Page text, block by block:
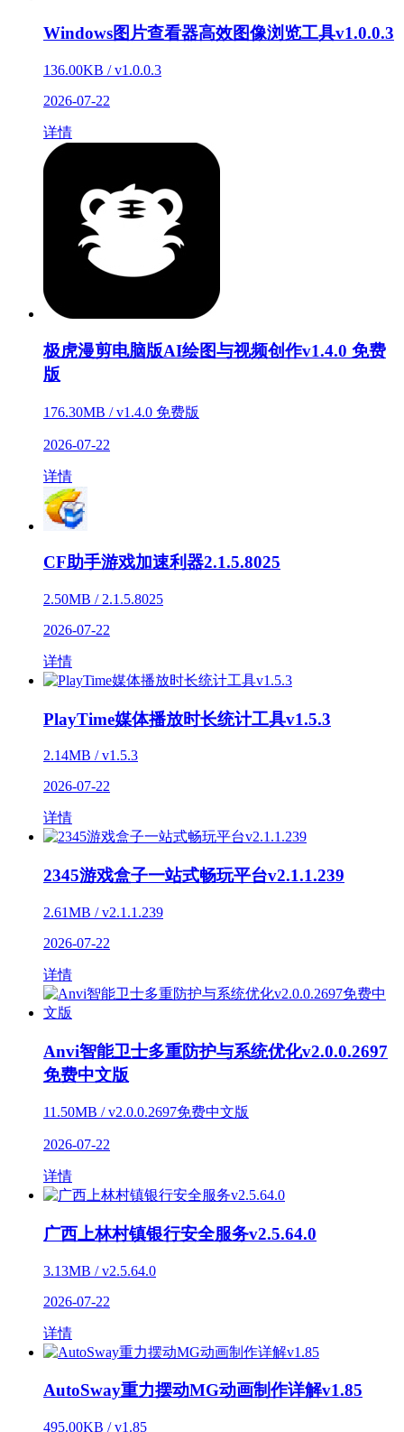
Windows图片查看器高效图像浏览工具v1.0.0.3
136.00KB / v1.0.0.3
2026-07-22
详情
极虎漫剪电脑版AI绘图与视频创作v1.4.0 免费
版
176.30MB / v1.4.0 免费版
2026-07-22
详情
CF助手游戏加速利器2.1.5.8025
2.50MB / 2.1.5.8025
2026-07-22
详情
PlayTime媒体播放时长统计工具v1.5.3
2.14MB / v1.5.3
2026-07-22
详情
2345游戏盒子一站式畅玩平台v2.1.1.239
2.61MB / v2.1.1.239
2026-07-22
详情
Anvi智能卫士多重防护与系统优化v2.0.0.2697
免费中文版
11.50MB / v2.0.0.2697免费中文版
2026-07-22
详情
广西上林村镇银行安全服务v2.5.64.0
3.13MB / v2.5.64.0
2026-07-22
详情
AutoSway重力摆动MG动画制作详解v1.85
495.00KB / v1.85